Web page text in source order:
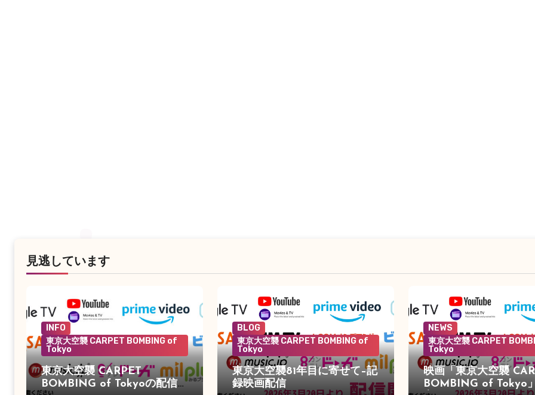
見逃しています
INFO
東京大空襲 CARPET BOMBING of
Tokyo
東京大空襲 CARPET
BOMBING of Tokyoの配信が
BLOG
東京大空襲 CARPET BOMBING of
Tokyo
東京大空襲81年目に寄せて–記
録映画配信
NEWS
東京大空襲 CARPET
Tokyo
映画「東京大空襲
BOMBING of Tokyo